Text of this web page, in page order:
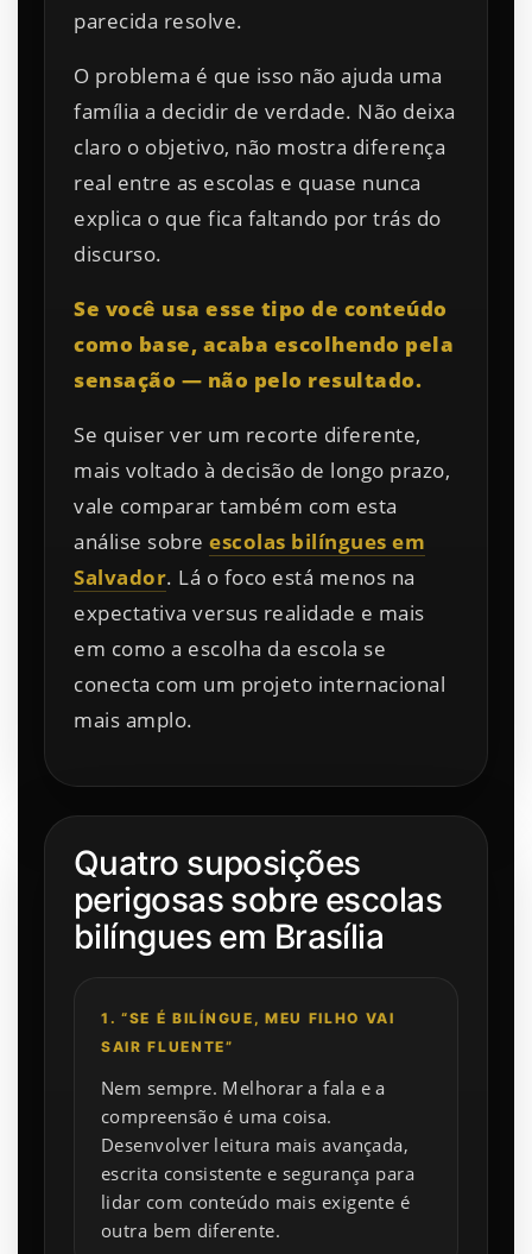
parecida resolve.
O problema é que isso não ajuda uma
família a decidir de verdade. Não deixa
claro o objetivo, não mostra diferença
real entre as escolas e quase nunca
explica o que fica faltando por trás do
discurso.
Se você usa esse tipo de conteúdo
como base, acaba escolhendo pela
sensação — não pelo resultado.
Se quiser ver um recorte diferente,
mais voltado à decisão de longo prazo,
vale comparar também com esta
análise sobreescolas bilíngues em
Salvador. Lá o foco está menos na
expectativa versus realidade e mais
em como a escolha da escola se
conecta com um projeto internacional
mais amplo.
Quatro suposições
perigosas sobre escolas
bilíngues em Brasília
1. “SE É BILÍNGUE, MEU FILHO VAI
SAIR FLUENTE”
Nem sempre. Melhorar a fala e a
compreensão é uma coisa.
Desenvolver leitura mais avançada,
escrita consistente e segurança para
lidar com conteúdo mais exigente é
outra bem diferente.